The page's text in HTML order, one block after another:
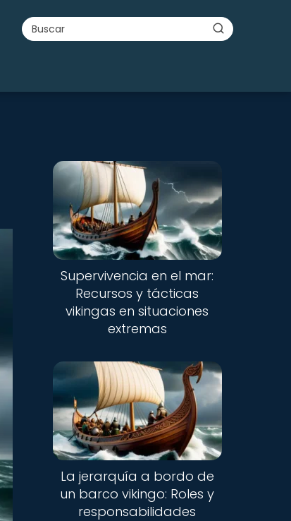
Supervivencia en el mar:
Recursos y tácticas
vikingas en situaciones
extremas
La jerarquía a bordo de
un barco vikingo: Roles y
responsabilidades